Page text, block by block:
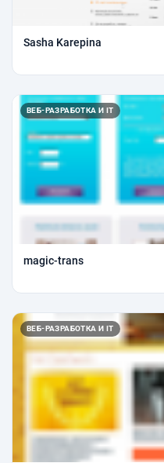
Sasha Karepina
ВЕБ-РАЗРАБОТКА И IT
magic-trans
ВЕБ-РАЗРАБОТКА И IT